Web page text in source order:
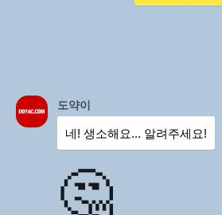
도약이
네! 생소해요... 알려주세요!
🤔